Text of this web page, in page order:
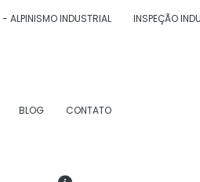
ALPINISMO INDUSTRIAL INSPEÇÃO
BLOG CONTATO